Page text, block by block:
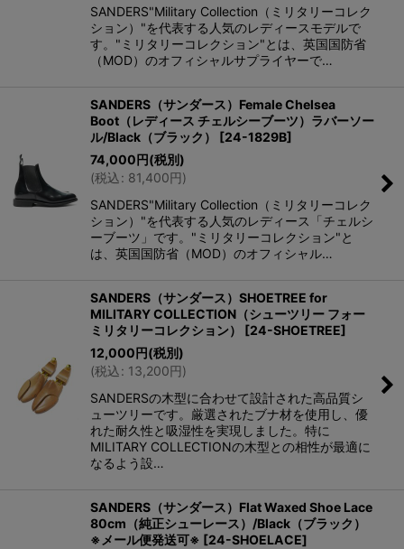
SANDERS"Military Collection（ミリタリーコレク
ション）"を代表する人気のレディースモデルで
す。"ミリタリーコレクション"とは、英国国防省
（MOD）のオフィシャルサプライヤーで…
SANDERS（サンダース）Female Chelsea
Boot（レディース チェルシーブーツ）ラバーソー
ル/Black（ブラック）
[24-1829B]
74,000 円(税別)
(税込: 81,400 円 )
SANDERS"Military Collection（ミリタリーコレク
ション）"を代表する人気のレディース「チェルシ
ーブーツ」です。"ミリタリーコレクション"と
は、英国国防省（MOD）のオフィシャル…
SANDERS（サンダース）SHOETREE for
MILITARY COLLECTION（シューツリー フォー
ミリタリーコレクション）
[24-SHOETREE]
12,000 円(税別)
(税込: 13,200 円 )
SANDERSの木型に合わせて設計された高品質シ
ューツリーです。厳選されたブナ材を使用し、優
れた耐久性と吸湿性を実現しました。特に
MILITARY COLLECTIONの木型との相性が最適に
なるよう設…
SANDERS（サンダース）Flat Waxed Shoe Lace
80cm（純正シューレース）/Black（ブラック）
※メール便発送可※ [24-SHOELACE]